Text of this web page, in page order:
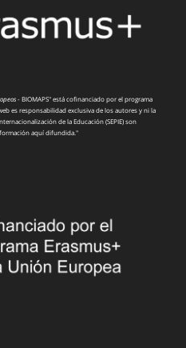
- BIOMAPS" está cofinanciado por el programa
es responsabilidad exclusiva de los autores y ni la
de la Educación (SEPIE) son
aquí difundida."